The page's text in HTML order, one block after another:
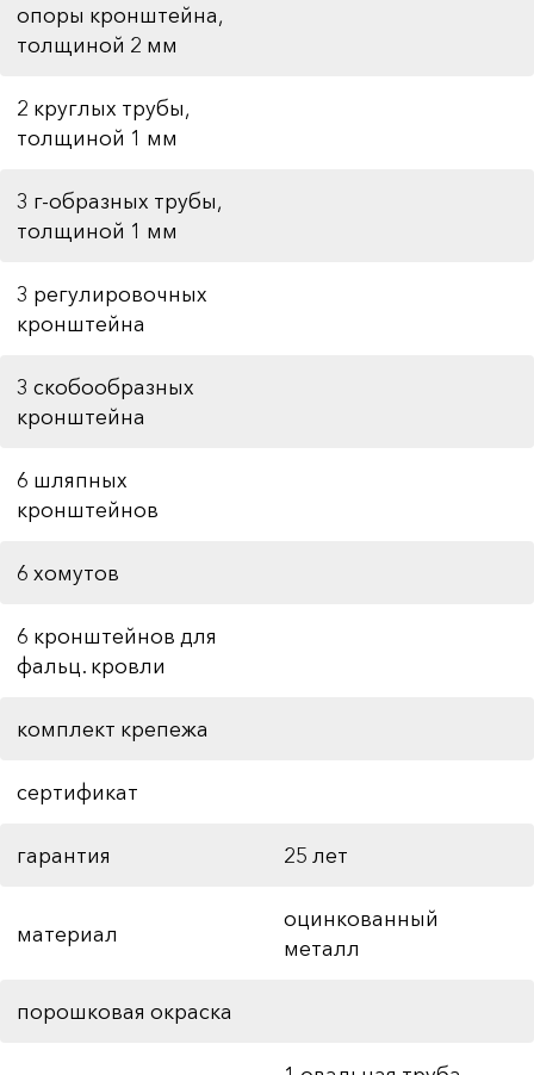
опоры кронштейна,
толщиной 2 мм
2 круглых трубы,
толщиной 1 мм
3 г-образных трубы,
толщиной 1 мм
3 регулировочных
кронштейна
3 скобообразных
кронштейна
6 шляпных
кронштейнов
6 хомутов
6 кронштейнов для
фальц. кровли
комплект крепежа
сертификат
гарантия 25 лет
материал
оцинкованный
металл
порошковая окраска